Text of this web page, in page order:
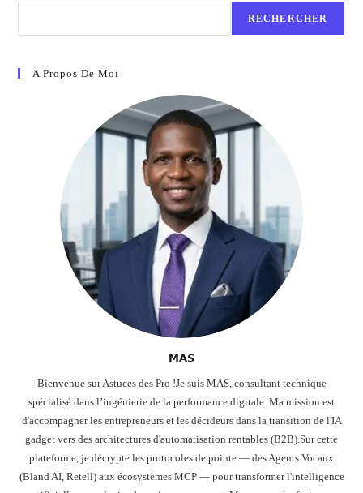
RECHERCHER
A Propos De Moi
𝗠𝗔𝗦
Bienvenue sur Astuces des Pro !Je suis MAS, consultant technique
spécialisé dans l’ingénierie de la performance digitale. Ma mission est
d'accompagner les entrepreneurs et les décideurs dans la transition de l'IA
gadget vers des architectures d'automatisation rentables (B2B).Sur cette
plateforme, je décrypte les protocoles de pointe — des Agents Vocaux
(Bland AI, Retell) aux écosystèmes MCP — pour transformer l'intelligence